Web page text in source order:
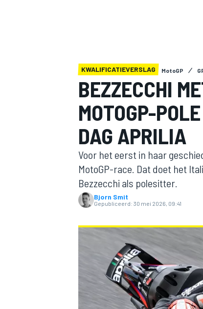
MOTOGP
KWALIFICATIEVERSLAG MotoGP
BEZZECCHI
MOTOGP-
DAG APRILIA
Voor het eerst in haar
MotoGP-race. Dat doet het
Bezzecchi als polesitter.
Bjorn Smit
Gepubliceerd: 30 mei 2026, 09:41